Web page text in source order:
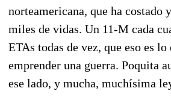
norteamericana, que ha costado
miles de vidas. Un 11-M cada
ETAs todas de vez, que eso es
emprender una guerra. Poquita
ese lado, y mucha, muchísima